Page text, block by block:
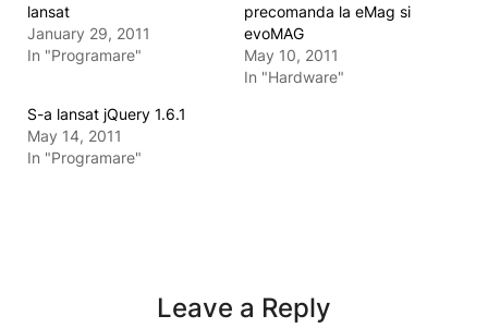
lansat
January 29, 2011
In "Programare"
precomanda la eMag si
evoMAG
May 10, 2011
In "Hardware"
S-a lansat jQuery 1.6.1
May 14, 2011
In "Programare"
Leave a Reply